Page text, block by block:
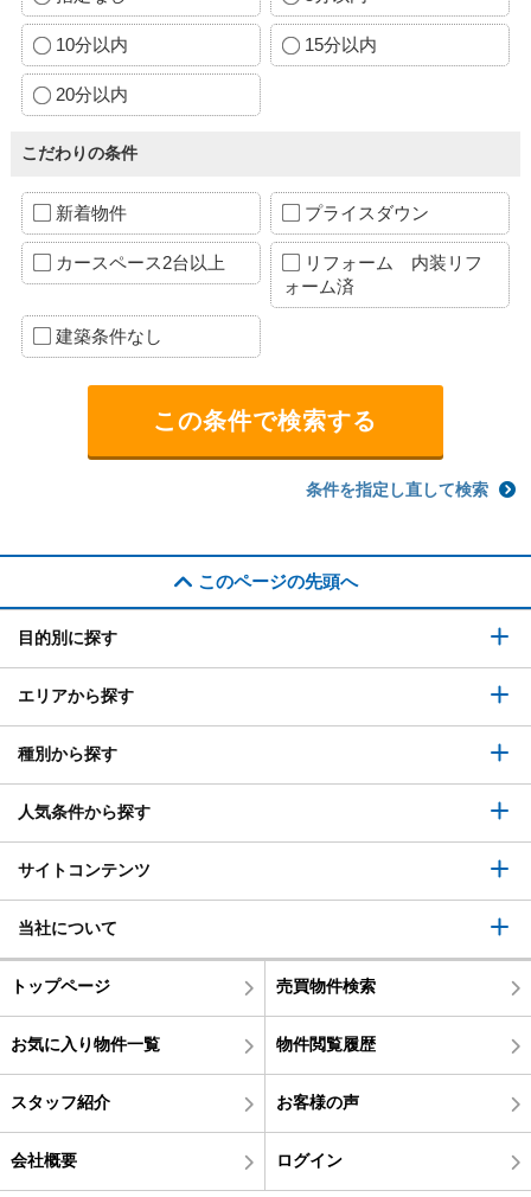
10分以内 15分以内
20分以内
こだわりの条件
新着物件 プライスダウン
カースペース2台以上
リフォーム 内装リフ
ォーム済
建築条件なし
条件を指定し直して検索
このページの先頭へ
目的別に探す
エリアから探す
種別から探す
人気条件から探す
サイトコンテンツ
当社について
トップページ 売買物件検索
お気に入り物件一覧 物件閲覧履歴
スタッフ紹介 お客様の声
会社概要 ログイン